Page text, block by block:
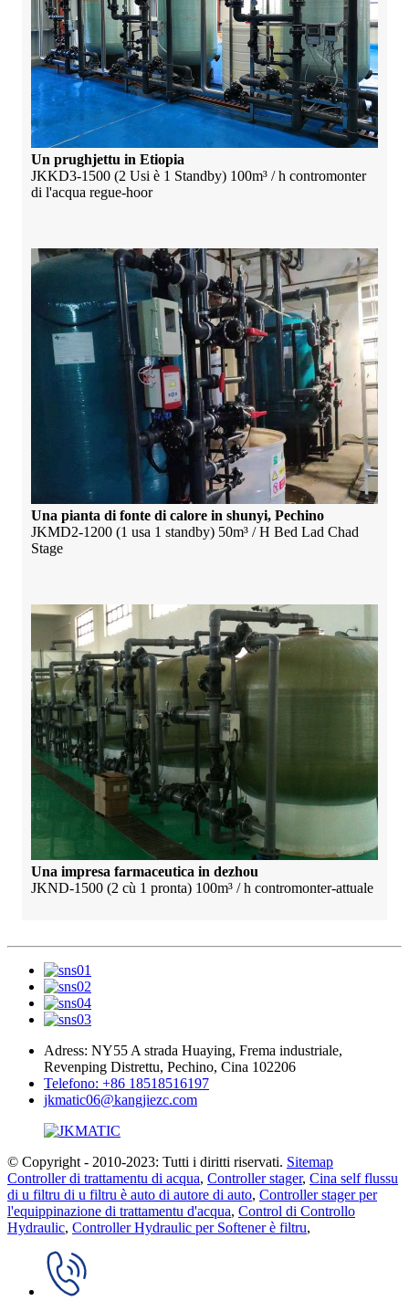
Un prughjettu in Etiopia
JKKD3-1500 (2 Usi è 1 Standby) 100m³ / h contromonter
di l'acqua regue-hoor
Una pianta di fonte di calore in shunyi, Pechino
JKMD2-1200 (1 usa 1 standby) 50m³ / H Bed Lad Chad
Stage
Una impresa farmaceutica in dezhou
JKND-1500 (2 cù 1 pronta) 100m³ / h contromonter-attuale
Adress: NY55 A strada Huaying, Frema industriale,
Revenping Distrettu, Pechino, Cina 102206
Telefono: +86 18518516197
jkmatic06@kangjiezc.com
© Copyright - 2010-2023: Tutti i diritti riservati. Sitemap
Controller di trattamentu di acqua, Controller stager, Cina self flussu
di u filtru di u filtru è auto di autore di auto, Controller stager per
l'equippinazione di trattamentu d'acqua, Control di Controllo
Hydraulic, Controller Hydraulic per Softener è filtru,